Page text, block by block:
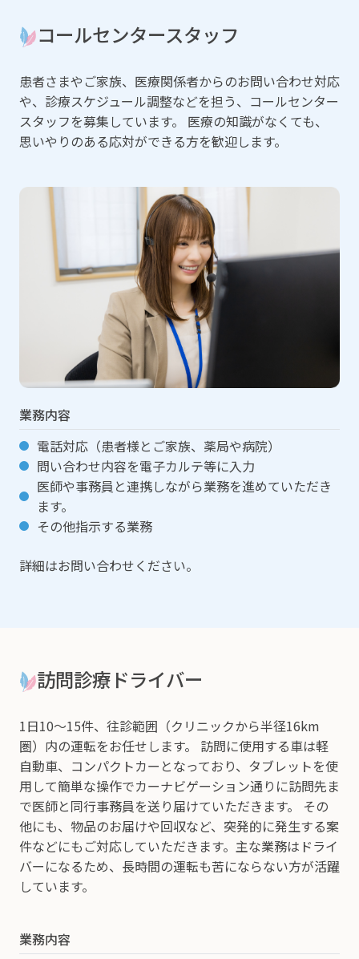
コールセンタースタッフ
患者さまやご家族、医療関係者からのお問い合わせ対応
や、診療スケジュール調整などを担う、コールセンター
スタッフを募集しています。 医療の知識がなくても、
思いやりのある応対ができる方を歓迎します。
業務内容
電話対応（患者様とご家族、薬局や病院）
問い合わせ内容を電子カルテ等に入力
医師や事務員と連携しながら業務を進めていただき
ます。
その他指示する業務
詳細はお問い合わせください。
訪問診療ドライバー
1日10～15件、往診範囲（クリニックから半径16km
圏）内の運転をお任せします。 訪問に使用する車は軽
自動車、コンパクトカーとなっており、タブレットを使
用して簡単な操作でカーナビゲーション通りに訪問先ま
で医師と同行事務員を送り届けていただきます。 その
他にも、物品のお届けや回収など、突発的に発生する案
件などにもご対応していただきます。主な業務はドライ
バーになるため、長時間の運転も苦にならない方が活躍
しています。
業務内容